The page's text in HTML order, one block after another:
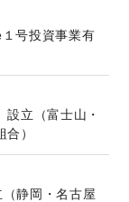
号投資事業有
立（富士山・
）
静岡・名古屋